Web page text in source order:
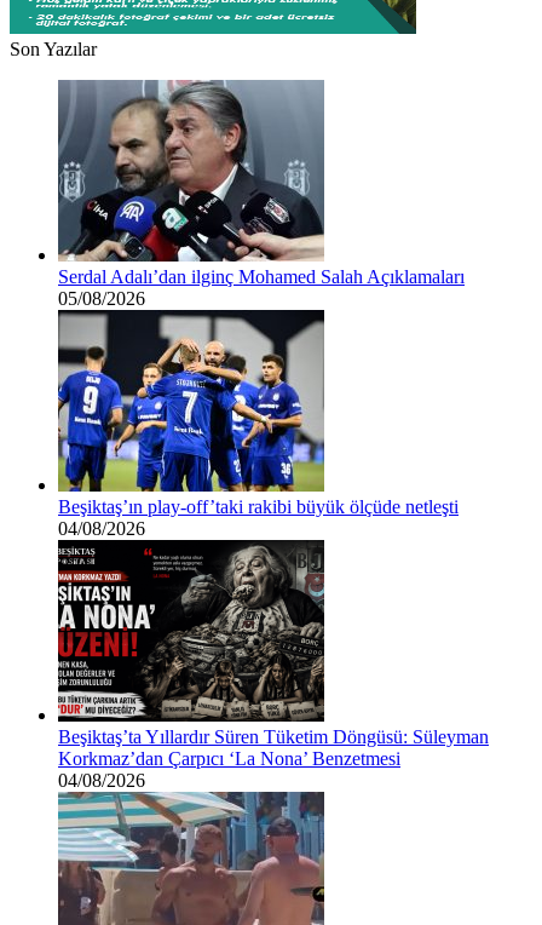
Son Yazılar
Serdal Adalı’dan ilginç Mohamed Salah Açıklamaları
05/08/2026
Beşiktaş’ın play-off’taki rakibi büyük ölçüde netleşti
04/08/2026
Beşiktaş’ta Yıllardır Süren Tüketim Döngüsü: Süleyman
Korkmaz’dan Çarpıcı ‘La Nona’ Benzetmesi
04/08/2026